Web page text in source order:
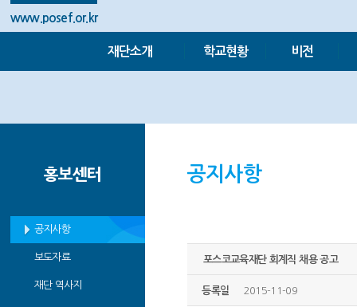
www.posef.or.kr
재단소개 학교현황 비전
홍보센터
공지사항
보도자료
재단 역사지
공지사항
포스코교육재단 회계직 채용 공고
등록일 2015-11-09